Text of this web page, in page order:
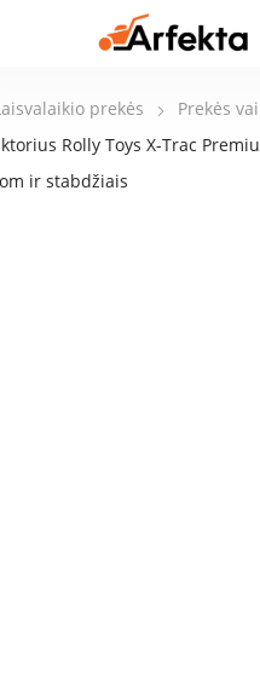
prekės
Prekės
Rolly Toys X-Trac
ir stabdžiais